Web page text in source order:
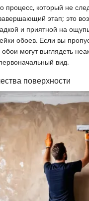
процесс, который не
этап; это
и приятной на
обоев. Если вы
могут выглядеть
вид.
поверхности